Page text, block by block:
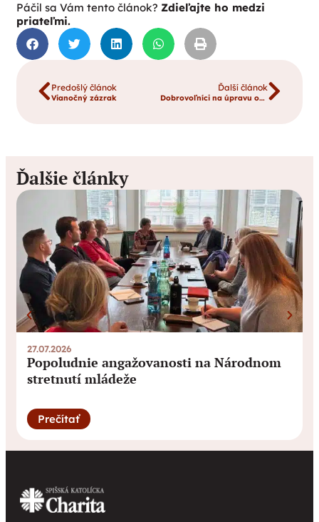
Páčil sa Vám tento článok? Zdieľajte ho medzi
priateľmi.
Predošlý článok
Vianočný zázrak
Ďalší článok
Dobrovoľníci na úpravu okolia Domu charitas BL. Zdenky Schellingovej v Námestove
Ďalšie články
27.07.2026
Popoludnie angažovanosti na Národnom
stretnutí mládeže
Prečítať